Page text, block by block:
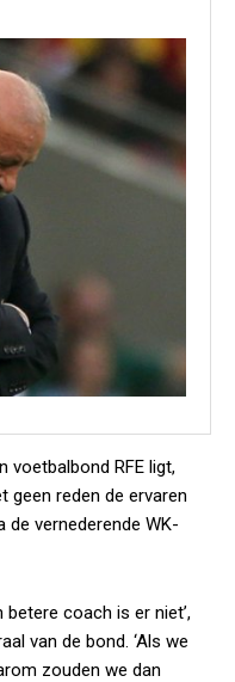
voetbalbond RFE ligt,
geen reden de ervaren
de vernederende WK-
betere coach is er niet’,
van de bond. ‘Als we
zouden we dan